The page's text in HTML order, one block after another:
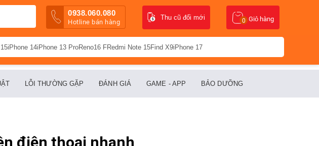
0938.060.080
Hotline bán hàng Giỏ hàng
0
Thu cũ đổi mới
iPhone 14iPhone 13 ProReno16 FRedmi Note 15Find X9iPhone 17
LỖI THƯỜNG GẶP ĐÁNH GIÁ GAME - APP BẢO DƯỠNG
điện thoại nhanh